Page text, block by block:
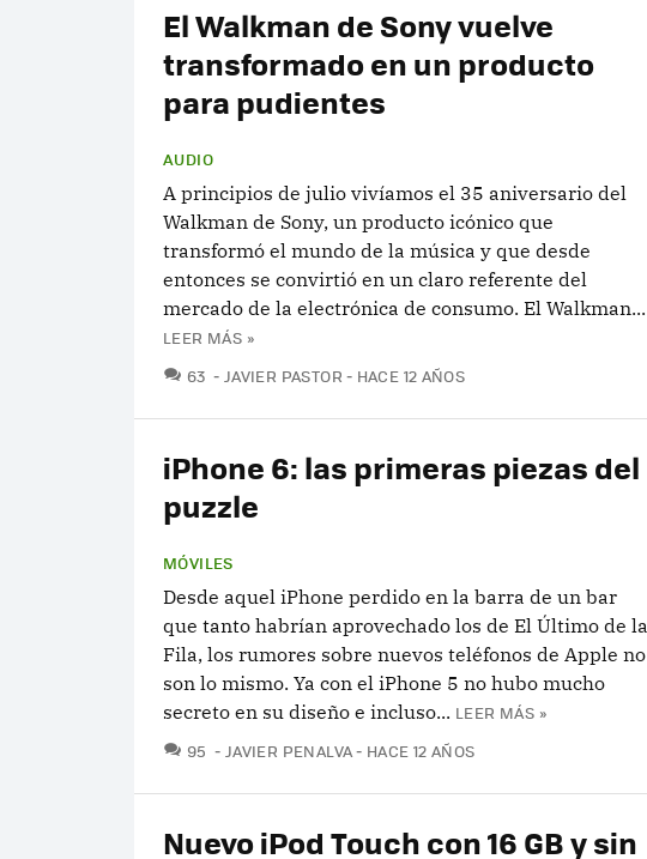
El Walkman de Sony vuelve
transformado en un producto
para pudientes
AUDIO
A principios de julio vivíamos el 35 aniversario del
Walkman de Sony, un producto icónico que
transformó el mundo de la música y que desde
entonces se convirtió en un claro referente del
mercado de la electrónica de consumo. El Walkman...
LEER MÁS »
63 COMENTARIOS
JAVIER PASTOR HACE 12 AÑOS
iPhone 6: las primeras piezas del
puzzle
MÓVILES
Desde aquel iPhone perdido en la barra de un bar
que tanto habrían aprovechado los de El Último de la
Fila, los rumores sobre nuevos teléfonos de Apple no
son lo mismo. Ya con el iPhone 5 no hubo mucho
secreto en su diseño e incluso... LEER MÁS »
95 COMENTARIOS
JAVIER PENALVA HACE 12 AÑOS
Nuevo iPod Touch con 16 GB y sin